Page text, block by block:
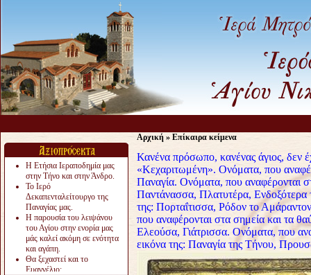
Η Ετήσια Ιεραποδημία μας
στην Τήνο και στην Άνδρο.
Το Ιερό
Δεκαπενταλείτουργο της
Παναγίας μας.
Η παρουσία του λειψάνου
του Αγίου στην ενορία μας
μάς καλεί ακόμη σε ενότητα
και αγάπη.
Θα ξεχαστεί και το
Ευαγγέλιο;
Αρχική » Επίκαιρα κείμενα
Κανένα πρόσωπο, κανένας άγιος, δεν
«Κεχαριτωμένη». Ονόματα, που
Παναγία. Ονόματα, που αναφέρονται
Παντάνασσα, Πλατυτέρα, Ενδοξότερα
της: Πορταΐτισσα, Ρόδον το
που αναφέρονται στα σημεία και τα
Ελεούσα, Γιάτρισσα. Ονόματα, που
εικόνα της: Παναγία της Τήνου,